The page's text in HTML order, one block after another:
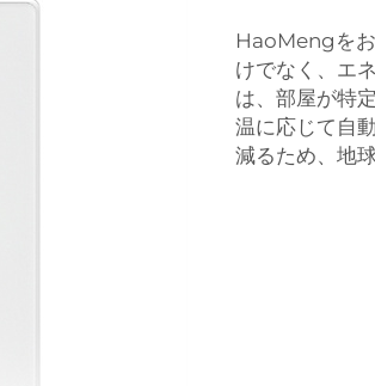
HaoMengを
けでなく、エ
は、部屋が特
温に応じて自
減るため、地